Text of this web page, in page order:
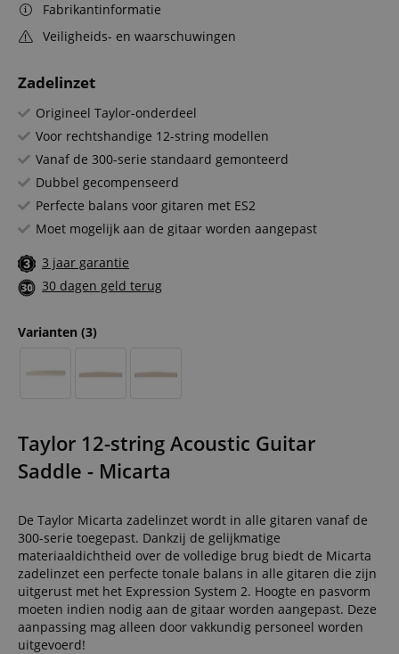
Zadelinzet
Origineel Taylor-onderdeel
Voor rechtshandige 12-string modellen
Vanaf de 300-serie standaard gemonteerd
Dubbel gecompenseerd
Perfecte balans voor gitaren met ES2
Moet mogelijk aan de gitaar worden aangepast
3 jaar garantie
30 dagen geld terug
Varianten (3)
Fabrikantinformatie
Veiligheids- en waarschuwingen
Taylor 12-string Acoustic Guitar
Saddle - Micarta
De Taylor Micarta zadelinzet wordt in alle gitaren vanaf de
300-serie toegepast. Dankzij de gelijkmatige
materiaaldichtheid over de volledige brug biedt de Micarta
zadelinzet een perfecte tonale balans in alle gitaren die zijn
uitgerust met het Expression System 2. Hoogte en pasvorm
moeten indien nodig aan de gitaar worden aangepast. Deze
aanpassing mag alleen door vakkundig personeel worden
uitgevoerd!